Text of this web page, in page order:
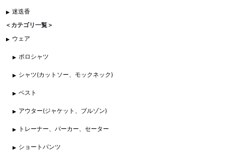
迷迭香
＜カテゴリ一覧＞
ウェア
ポロシャツ
シャツ(カットソー、モックネック)
ベスト
アウター(ジャケット、ブルゾン)
トレーナー、パーカー、セーター
ショートパンツ